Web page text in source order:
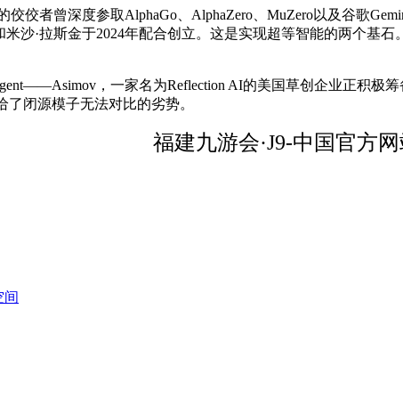
者曾深度参取AlphaGo、AlphaZero、MuZero以及谷歌
沙·拉斯金于2024年配合创立。这是实现超等智能的两个基石
，一家名为Reflection AI的美国草创企业正积极筹
闭源模子无法对比的劣势。
福建九游会·J9-中国官方
间